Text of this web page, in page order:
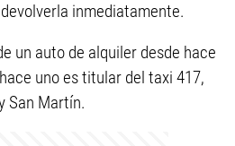
inmediatamente.
un auto de alquiler desde hace
uno es titular del taxi 417,
San Martín.